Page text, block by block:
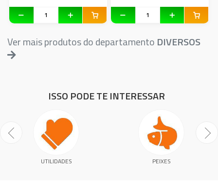
Ver mais produtos do departamento DIVERSOS
ISSO PODE TE INTERESSAR
UTILIDADES PEIXES